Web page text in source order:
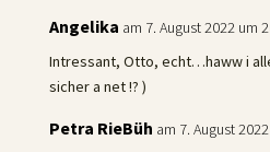
Angelika am 7. August 2022 um
Intressant, Otto, echt…haww i
sicher a net !? )
Petra RieBüh am 7. August